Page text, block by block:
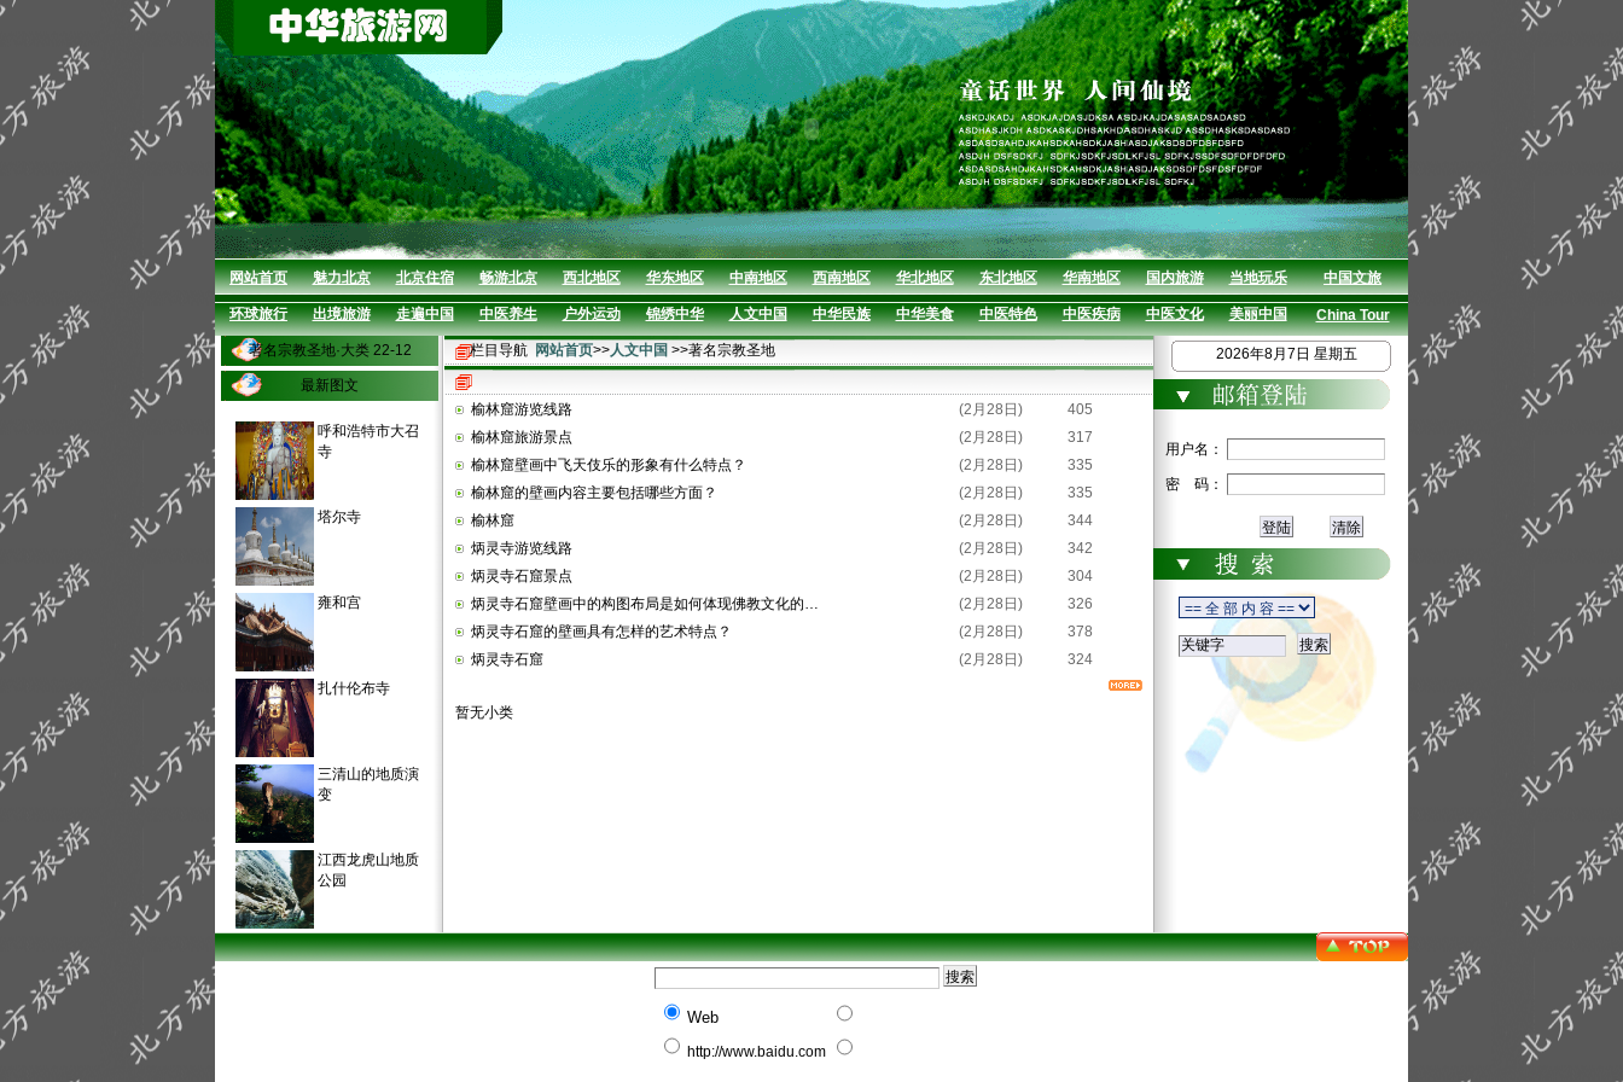
网站首页 魅力北京 北京住宿 畅游北京 西北地区 华东地区 中南地区 西南地区 华北地区 东北地区 华南地区 国内旅游 当地玩乐 中国文旅
环球旅行 出境旅游 走遍中国 中医养生 户外运动 锦绣中华 人文中国 中华民族 中华美食 中医特色 中医疾病 中医文化 美丽中国 China Tour
著名宗教圣地·大类 22-12
最新图文
呼和浩特市大召
寺
塔尔寺
雍和宫
扎什伦布寺
三清山的地质演
变
江西龙虎山地质
公园
栏目导航 网站首页>>人文中国 >>著名宗教圣地
榆林窟游览线路 (2月28日)
405
榆林窟旅游景点
(2月28日)
317
榆林窟壁画中飞天伎乐的形象有什么特点？
(2月28日)
335
榆林窟的壁画内容主要包括哪些方面？
(2月28日)
335
榆林窟
(2月28日)
344
炳灵寺游览线路
(2月28日)
342
炳灵寺石窟景点
(2月28日)
304
炳灵寺石窟壁画中的构图布局是如何体现佛教文化的…
(2月28日)
326
炳灵寺石窟的壁画具有怎样的艺术特点？
(2月28日)
378
炳灵寺石窟
(2月28日) 324
暂无小类
2026年8月7日 星期五
用户名：
密 码：
Web
http://www.baidu.com